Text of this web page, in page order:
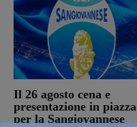
Il 26 agosto cena e
presentazione in piazza
per la Sangiovannese